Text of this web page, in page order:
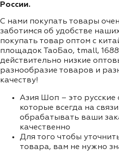
России.
С нами покупать товары
заботимся об удобстве
покупать товар оптом с
площадок ТаоБао, tmall,
действительно низкие
разнообразие товаров и
качеству!
Азия Шоп – это
которые всегда на
обрабатывать ваши
качественно
Для того чтобы
товара, вам не нужно